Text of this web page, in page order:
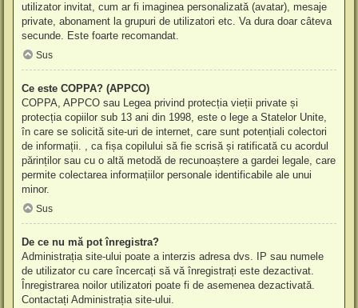
utilizator invitat, cum ar fi imaginea personalizată (avatar), mesaje
private, abonament la grupuri de utilizatori etc. Va dura doar câteva
secunde. Este foarte recomandat.
Sus
Ce este COPPA? (APPCO)
COPPA, APPCO sau Legea privind protecția vieții private și
protecția copiilor sub 13 ani din 1998, este o lege a Statelor Unite,
în care se solicită site-uri de internet, care sunt potențiali colectori
de informații. , ca fișa copilului să fie scrisă și ratificată cu acordul
părinților sau cu o altă metodă de recunoaștere a gardei legale, care
permite colectarea informațiilor personale identificabile ale unui
minor.
Sus
De ce nu mă pot înregistra?
Administrația site-ului poate a interzis adresa dvs. IP sau numele
de utilizator cu care încercați să vă înregistrați este dezactivat.
Înregistrarea noilor utilizatori poate fi de asemenea dezactivată.
Contactați Administrația site-ului.